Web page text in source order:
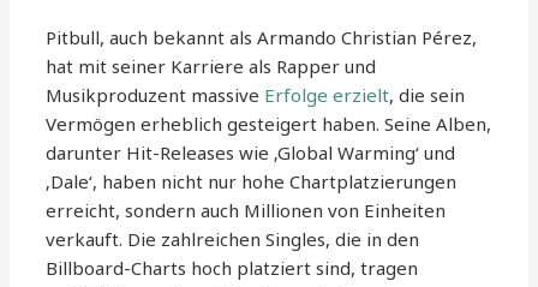
Pitbull, auch bekannt als Armando Christian Pérez,
hat mit seiner Karriere als Rapper und
Musikproduzent massive Erfolge erzielt, die sein
Vermögen erheblich gesteigert haben. Seine Alben,
darunter Hit-Releases wie ‚Global Warming‘ und
‚Dale‘, haben nicht nur hohe Chartplatzierungen
erreicht, sondern auch Millionen von Einheiten
verkauft. Die zahlreichen Singles, die in den
Billboard-Charts hoch platziert sind, tragen